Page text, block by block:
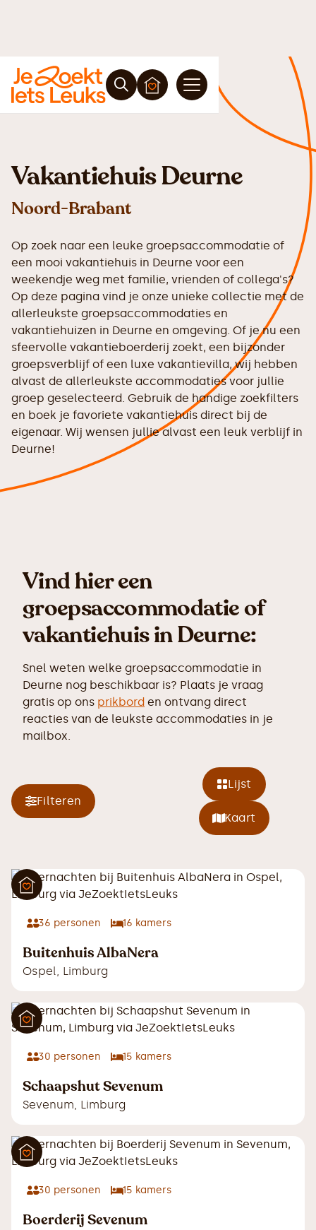
Vakantiehuis Deurne
Noord-Brabant
Op zoek naar een leuke groepsaccommodatie of
een mooi vakantiehuis in Deurne voor een
weekendje weg met familie, vrienden of collega's?
Op deze pagina vind je onze unieke collectie met de
allerleukste groepsaccommodaties en
vakantiehuizen in Deurne en omgeving. Of je nu een
sfeervolle vakantieboerderij zoekt, een bijzonder
groepsverblijf of een luxe vakantievilla, wij hebben
alvast de allerleukste accommodaties voor jullie
groep geselecteerd. Gebruik de handige zoekfilters
en boek je favoriete vakantiehuis direct bij de
eigenaar. Wij wensen jullie alvast een leuk verblijf in
Deurne!
Vind hier een
groepsaccommodatie of
vakantiehuis in Deurne:
Snel weten welke groepsaccommodatie in
Deurne nog beschikbaar is? Plaats je vraag
gratis op ons prikbord en ontvang direct
reacties van de leukste accommodaties in je
mailbox.
Filteren
Lijst
Kaart
36 personen 16 kamers
Buitenhuis AlbaNera
Ospel, Limburg
30 personen 15 kamers
Schaapshut Sevenum
Sevenum, Limburg
30 personen 15 kamers
Boerderij Sevenum